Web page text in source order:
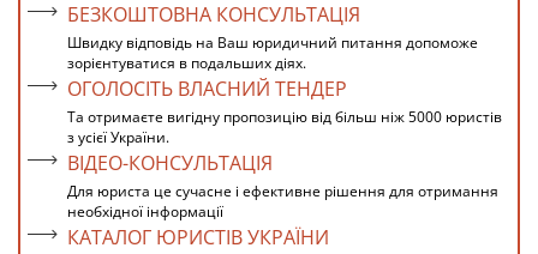
БЕЗКОШТОВНА КОНСУЛЬТАЦІЯ
Швидку відповідь на Ваш юридичний питання допоможе
зорієнтуватися в подальших діях.
ОГОЛОСІТЬ ВЛАСНИЙ ТЕНДЕР
Та отримаєте вигідну пропозицію від більш ніж 5000 юристів
з усієї України.
ВІДЕО-КОНСУЛЬТАЦІЯ
Для юриста це сучасне і ефективне рішення для отримання
необхідної інформації
КАТАЛОГ ЮРИСТІВ УКРАЇНИ